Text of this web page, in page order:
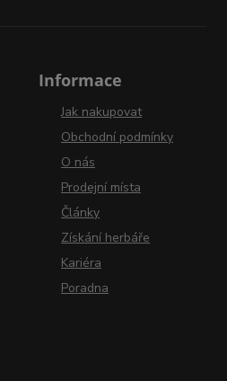
Informace
Jak nakupovat
Obchodní podmínky
O nás
Prodejní místa
Články
Získání herbáře
Kariéra
Poradna